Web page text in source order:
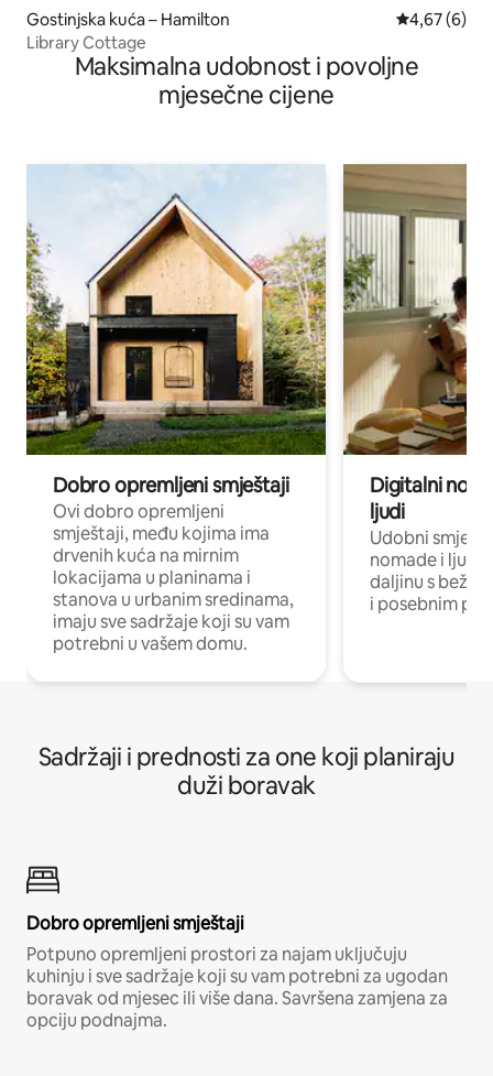
Gostinjska kuća – Hamilton Prosječna
4,67 (6)
Library Cottage
Maksimalna udobnost i povoljne
mjesečne cijene
Dobro opremljeni smještaji
Ovi dobro opremljeni
smještaji, među kojima ima
drvenih kuća na mirnim
lokacijama u planinama i
stanova u urbanim sredinama,
imaju sve sadržaje koji su vam
potrebni u vašem domu.
Digitalni
ljudi
Udobni
nomade i ljude
daljinu s
i posebnim
Sadržaji i prednosti za one koji planiraju
duži boravak
Dobro opremljeni smještaji
Potpuno opremljeni prostori za najam uključuju
kuhinju i sve sadržaje koji su vam potrebni za ugodan
boravak od mjesec ili više dana. Savršena zamjena za
opciju podnajma.